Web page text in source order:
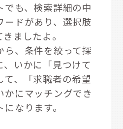
も、検索詳細の中
ードがあり、選択肢
ましたよ。
ら、条件を絞って探
、いかに「見つけて
て、「求職者の希望
かにマッチングでき
なります。